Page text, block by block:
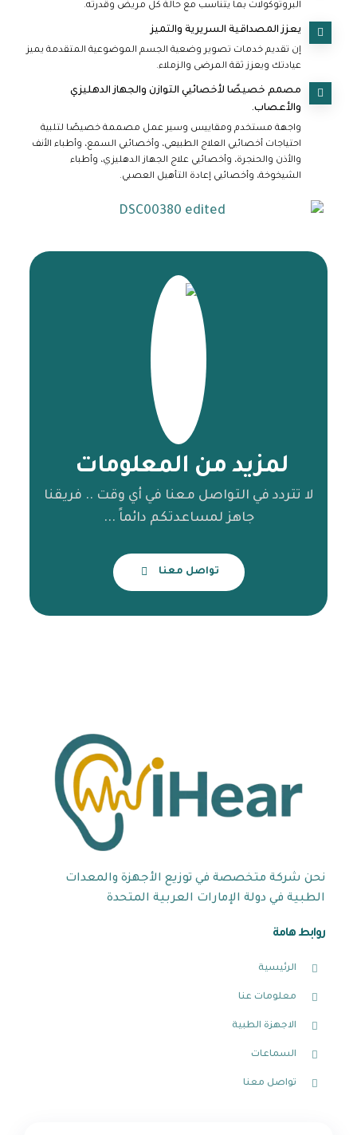
البروتوكولات بما يتناسب مع حالة كل مريض وقدرته.
يعزز المصداقية السريرية والتميز
إن تقديم خدمات تصوير وضعية الجسم الموضوعية المتقدمة يميز
عيادتك ويعزز ثقة المرضى والزملاء.
مصمم خصيصًا لأخصائيي التوازن والجهاز الدهليزي
والأعصاب.
واجهة مستخدم ومقاييس وسير عمل مصممة خصيصًا لتلبية
احتياجات أخصائيي العلاج الطبيعي، وأخصائيي السمع، وأطباء الأنف
والأذن والحنجرة، وأخصائيي علاج الجهاز الدهليزي، وأطباء
الشيخوخة، وأخصائيي إعادة التأهيل العصبي.
لمزيد من المعلومات
لا تتردد في التواصل معنا في أي وقت .. فريقنا
جاهز لمساعدتكم دائماً ...
تواصل معنا
نحن شركة متخصصة في توزيع الأجهزة والمعدات
الطبية في دولة الإمارات العربية المتحدة
روابط هامة
الرئيسية
معلومات عنا
الاجهزة الطبية
السماعات
تواصل معنا